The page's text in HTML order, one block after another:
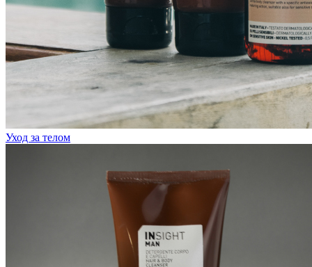
Уход за телом